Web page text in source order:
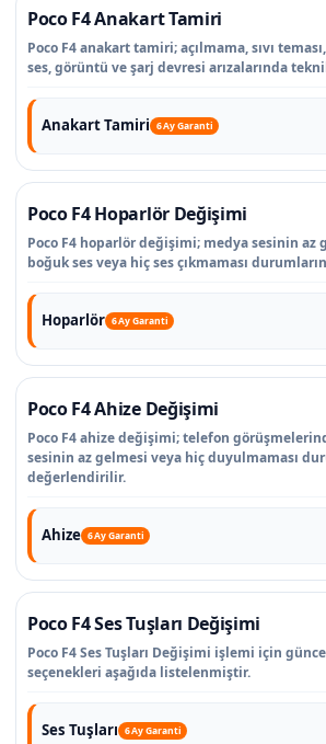
Poco F4 Anakart Tamiri
Poco F4 anakart tamiri; açılmama, sıvı
ses, görüntü ve şarj devresi arızalarında
Anakart Tamiri 6 Ay Garanti
Poco F4 Hoparlör Değişimi
Poco F4 hoparlör değişimi; medya sesinin az
boğuk ses veya hiç ses çıkmaması
Hoparlör 6 Ay Garanti
Poco F4 Ahize Değişimi
Poco F4 ahize değişimi; telefon
sesinin az gelmesi veya hiç duyulmaması
değerlendirilir.
Ahize 6 Ay Garanti
Poco F4 Ses Tuşları Değişimi
Poco F4 Ses Tuşları Değişimi işlemi için
seçenekleri aşağıda listelenmiştir.
Ses Tuşları 6 Ay Garanti